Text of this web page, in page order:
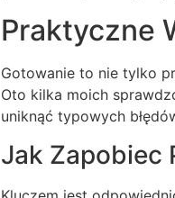
Praktyczne
Gotowanie to nie tylko
Oto kilka moich
uniknąć typowych
Jak Zapobiec